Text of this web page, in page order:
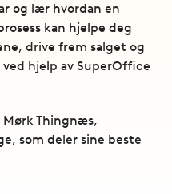
og lær hvordan en
kan hjelpe deg
drive frem salget og
hjelp av SuperOffice
Mørk Thingnæs,
som deler sine beste